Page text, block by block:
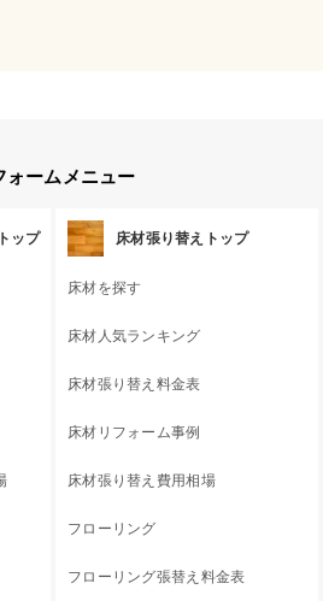
ォームメニュー
ップ 床材張り替えトップ
床材を探す
床材人気ランキング
床材張り替え料金表
床材リフォーム事例
床材張り替え費用相場
フローリング
フローリング張替え料金表